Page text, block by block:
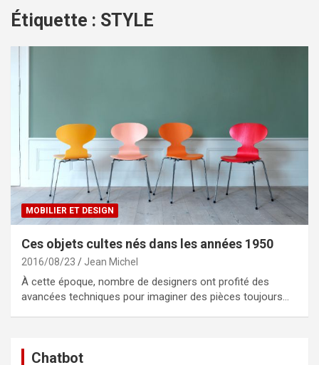
Étiquette : STYLE
MOBILIER ET DESIGN
Ces objets cultes nés dans les années 1950
2016/08/23 Jean Michel
À cette époque, nombre de designers ont profité des
avancées techniques pour imaginer des pièces toujours…
Chatbot